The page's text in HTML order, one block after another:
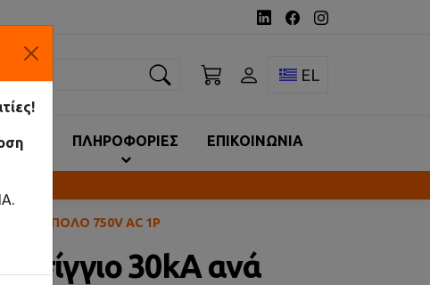
Toggle
EL
ΠΛΗΡΟΦΟΡΙΕΣ ΕΠΙΚΟΙΝΩΝΙΑ
ΑΝΆ ΠΌΛΟ 750V AC 1P
30kA ανά